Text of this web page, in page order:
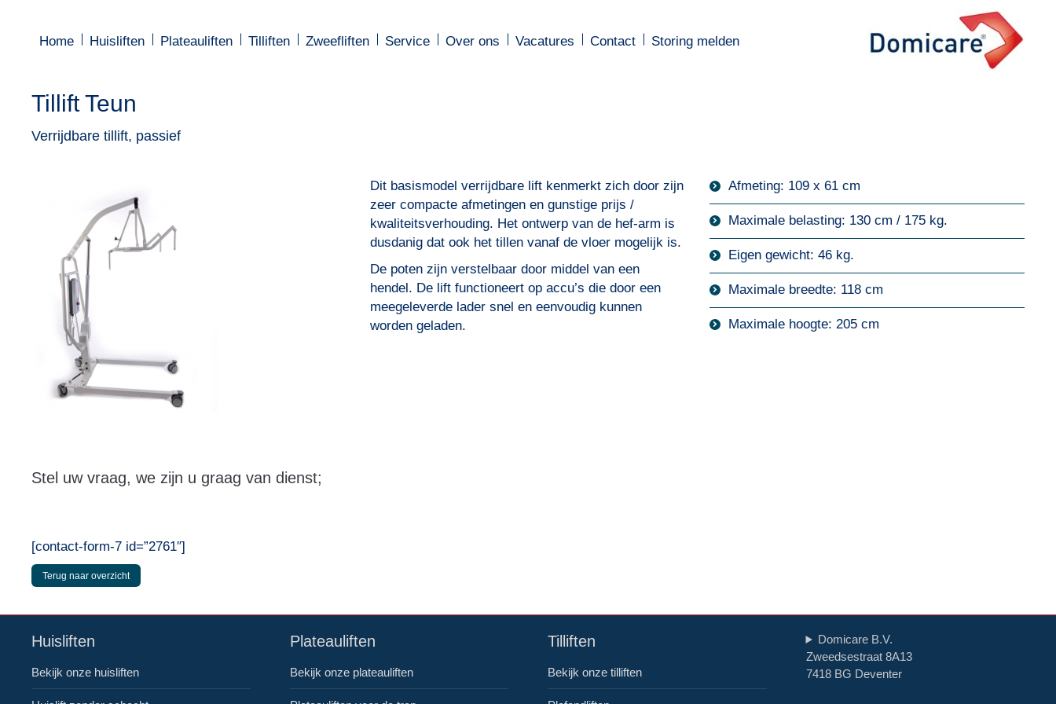
Home Huisliften Plateauliften Tilliften Zweefliften Service Over ons Vacatures Contact Storing melden
Tillift Teun
Verrijdbare tillift, passief
Dit basismodel verrijdbare lift kenmerkt zich door zijn
zeer compacte afmetingen en gunstige prijs /
kwaliteitsverhouding. Het ontwerp van de hef-arm is
dusdanig dat ook het tillen vanaf de vloer mogelijk is.
De poten zijn verstelbaar door middel van een
hendel. De lift functioneert op accu’s die door een
meegeleverde lader snel en eenvoudig kunnen
worden geladen.
Afmeting: 109 x 61 cm
Maximale belasting: 130 cm / 175 kg.
Eigen gewicht: 46 kg.
Maximale breedte: 118 cm
Maximale hoogte: 205 cm
Stel uw vraag, we zijn u graag van dienst;
[contact-form-7 id=”2761″]
Terug naar overzicht
Huisliften
Bekijk onze huisliften
Plateauliften
Bekijk onze plateauliften
Tilliften
Bekijk onze tilliften
Domicare B.V.
Zweedsestraat 8A13
7418 BG Deventer
Home Huisliften Plateauliften Tilliften Zweefliften Service Over ons Vacatures Contact Storing melden